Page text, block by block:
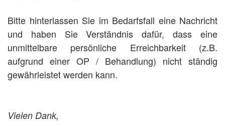
Bitte hinterlassen Sie im Bedarfsfall eine Nachricht
und haben Sie Verständnis dafür, dass eine
unmittelbare persönliche Erreichbarkeit (z.B.
aufgrund einer OP / Behandlung) nicht ständig
gewährleistet werden kann.
Vielen Dank,